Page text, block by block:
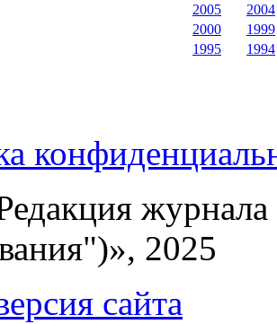
2005
2004
2000
1999
1995
1994
2025
сайта